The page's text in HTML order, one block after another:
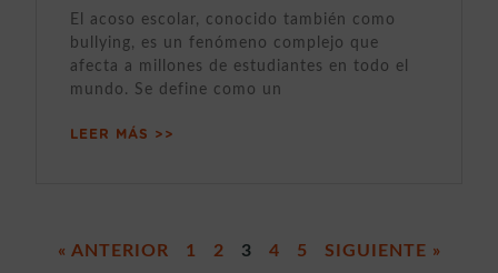
El acoso escolar, conocido también como
bullying, es un fenómeno complejo que
afecta a millones de estudiantes en todo el
mundo. Se define como un
LEER MÁS >>
« ANTERIOR 1 2 3 4 5 SIGUIENTE »